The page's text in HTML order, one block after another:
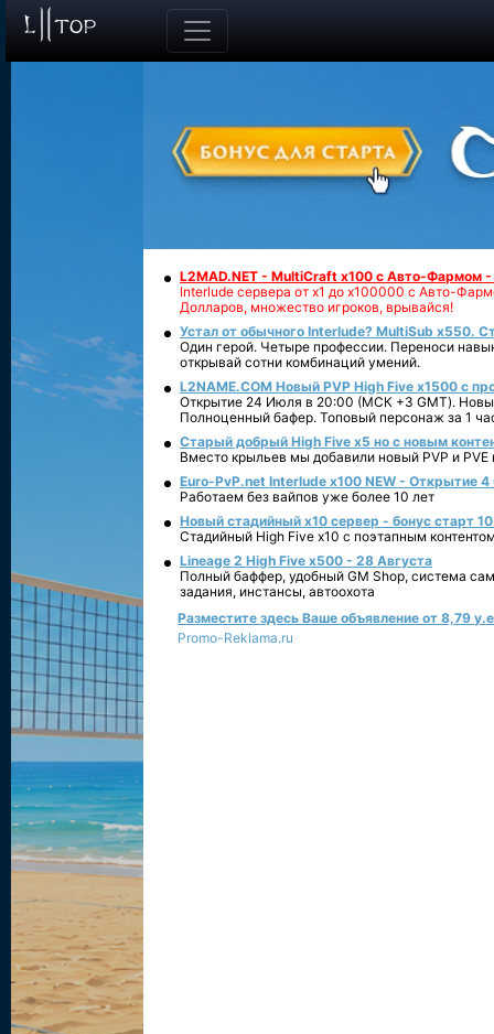
L2MAD.NET - MultiCraft x100 с Авто-Фармом
Interlude сервера от х1 до х100000 с Авто-
Долларов, множество игроков, врывайся!
Устал от обычного Interlude? MultiSub x550.
Один герой. Четыре профессии. Переноси
открывай сотни комбинаций умений.
L2NAME.COM Новый PVP High Five x1500 с
Открытие 24 Июля в 20:00 (МСК +3 GMT).
Полноценный бафер. Топовый персонаж за 1
Старый добрый High Five x5 но с новым
Вместо крыльев мы добавили новый PVP и PVE
Euro-PvP.net Interlude х100 NEW - Открытие 4
Работаем без вайпов уже более 10 лет
Новый стадийный х10 сервер - бонус старт
Стадийный High Five x10 с поэтапным
Lineage 2 High Five x500 - 28 Августа
Полный баффер, удобный GM Shop, система
задания, инстансы, автоохота
Разместите здесь Ваше объявление от 8,79
Promo-Reklama.ru